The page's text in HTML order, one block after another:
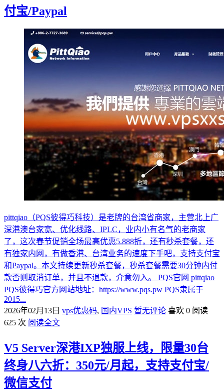
付宝/Paypal
pittqiao（PQS彼得巧科技）是老牌的台湾省商家，主营北上广
深港澳台家宽、优化线路、IPLC，业内小有名气的老商家
了，这次春节促销全场最高优惠5.888折，还有秒杀套餐，还
有独家内网，有做香港、台湾业务的速度下手吧，支持支付宝
和Paypal。本文持续更新秒杀套餐，秒杀套餐需要30分钟内付
款否则取消订单，并且不退款，介意勿入。 PQS官网 pittqiao
PQS彼得巧官方网站地址：https://www.pqs.pw PQS隶属于
2015...
2026年02月13日 vps优惠码, 国内VPS 暂无评论 喜欢 0 阅读
625 次 阅读全文
V5 Server深港IXP独服上线，限量30台
终身八六折：350元/月起，支持支付宝/
微信支付